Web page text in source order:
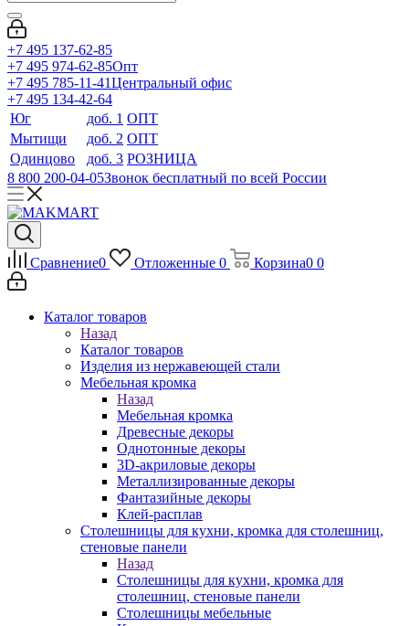
+7 495 137-62-85
+7 495 974-62-85Опт
+7 495 785-11-41Центральный офис
+7 495 134-42-64
Юг
доб. 1 ОПТ
Мытищи
доб. 2 ОПТ
Одинцово
доб. 3 РОЗНИЦА
8 800 200-04-05Звонок бесплатный по всей России
Сравнение0 Отложенные 0 Корзина0 0
Каталог товаров
Назад
Каталог товаров
Изделия из нержавеющей стали
Мебельная кромка
Назад
Мебельная кромка
Древесные декоры
Однотонные декоры
3D-акриловые декоры
Металлизированные декоры
Фантазийные декоры
Клей-расплав
Столешницы для кухни, кромка для столешниц,
стеновые панели
Назад
Столешницы для кухни, кромка для
столешниц, стеновые панели
Столешницы мебельные